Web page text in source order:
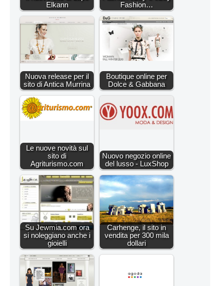
Elkann
Fashion…
Nuova release per il
sito di Antica Murrina
Boutique online per
Dolce & Gabbana
Le nuove novità sul
sito di
Agriturismo.com
Nuovo negozio online
del lusso - LuxShop
Su Jewmia.com ora
si noleggiano anche i
gioielli
Carhenge, il sito in
vendita per 300 mila
dollari